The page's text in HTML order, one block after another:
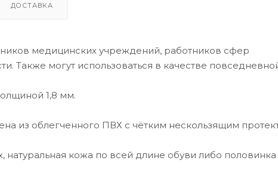
ДОСТАВКА
медицинских учреждений, работников сфер
Также могут использоваться в качестве
1,8 мм.
из облегченного ПВХ с чётким нескользящим
натуральная кожа по всей длине обуви либо половинка